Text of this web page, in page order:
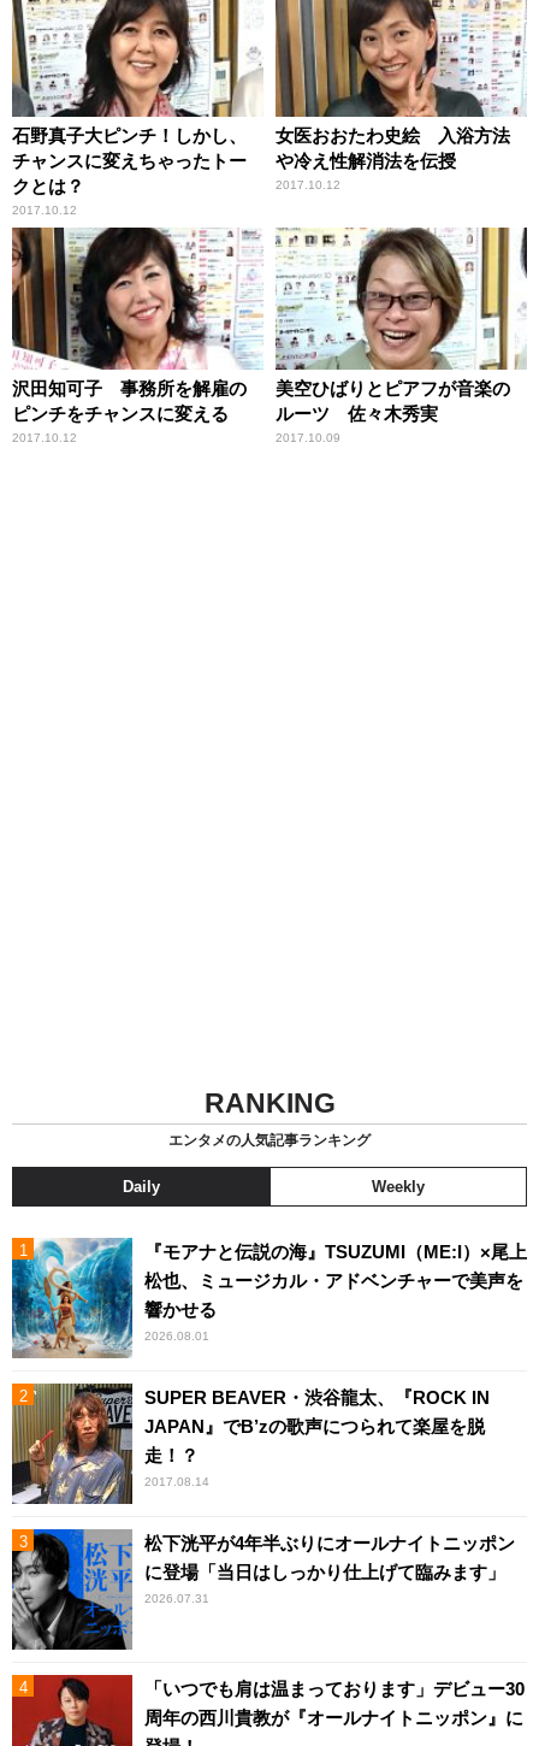
石野真子大ピンチ！しかし、
チャンスに変えちゃったトー
クとは？
2017.10.12
女医おおたわ史絵 入浴方法
や冷え性解消法を伝授
2017.10.12
沢田知可子 事務所を解雇の
ピンチをチャンスに変える
2017.10.12
美空ひばりとピアフが音楽の
ルーツ 佐々木秀実
2017.10.09
RANKING
エンタメの人気記事ランキング
Daily Weekly
『モアナと伝説の海』TSUZUMI（ME:I）×尾上
松也、ミュージカル・アドベンチャーで美声を
響かせる
2026.08.01
SUPER BEAVER・渋谷龍太、『ROCK IN
JAPAN』でB’zの歌声につられて楽屋を脱
走！？
2017.08.14
松下洸平が4年半ぶりにオールナイトニッポン
に登場「当日はしっかり仕上げて臨みます」
2026.07.31
「いつでも肩は温まっております」デビュー30
周年の西川貴教が『オールナイトニッポン』に